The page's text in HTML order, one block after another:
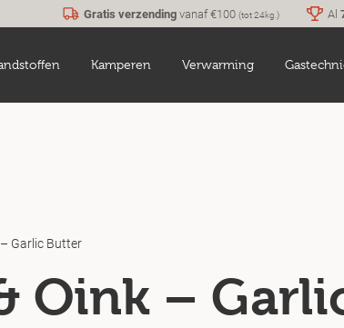
Gratis verzendingvanaf €100 (tot 24kg.) Al
Kamperen Verwarming
Garlic Butter
Oink –